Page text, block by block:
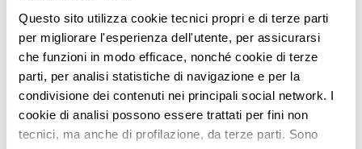
Questo sito utilizza cookie tecnici propri e di terze parti
per migliorare l'esperienza dell'utente, per assicurarsi
che funzioni in modo efficace, nonché cookie di terze
parti, per analisi statistiche di navigazione e per la
condivisione dei contenuti nei principali social network. I
cookie di analisi possono essere trattati per fini non
tecnici, ma anche di profilazione, da terze parti. Sono
Volevo dire che la cura non è solo intervenire
sui sintomi, ma abitare quello
spazio misterioso tra i due tempi, la vita e la
morte, aiutando in ogni istante le persone a
sentirsi viste, accompagnate e meno sole.
Premi INVIO per cercare o ESC per uscire